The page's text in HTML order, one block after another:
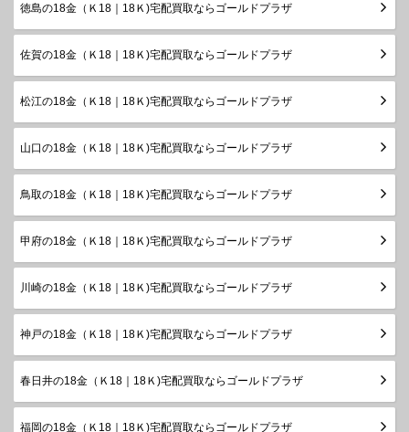
徳島の18金（Ｋ18｜18Ｋ)宅配買取ならゴールドプラザ
佐賀の18金（Ｋ18｜18Ｋ)宅配買取ならゴールドプラザ
松江の18金（Ｋ18｜18Ｋ)宅配買取ならゴールドプラザ
山口の18金（Ｋ18｜18Ｋ)宅配買取ならゴールドプラザ
鳥取の18金（Ｋ18｜18Ｋ)宅配買取ならゴールドプラザ
甲府の18金（Ｋ18｜18Ｋ)宅配買取ならゴールドプラザ
川崎の18金（Ｋ18｜18Ｋ)宅配買取ならゴールドプラザ
神戸の18金（Ｋ18｜18Ｋ)宅配買取ならゴールドプラザ
春日井の18金（Ｋ18｜18Ｋ)宅配買取ならゴールドプラザ
福岡の18金（Ｋ18｜18Ｋ)宅配買取ならゴールドプラザ